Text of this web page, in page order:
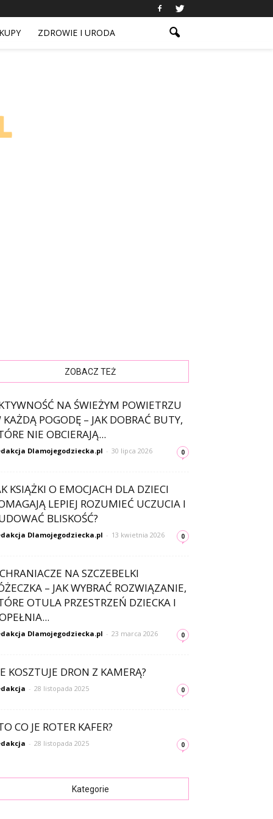
ZDROWIE I URODA
ZOBACZ TEŻ
NA ŚWIEŻYM POWIETRZU
KAŻDĄ POGODĘ – JAK DOBRAĆ BUTY,
NIE OBCIERAJĄ...
Dlamojegodziecka.pl - 30 lipca 2026 0
KSIĄŻKI O EMOCJACH DLA DZIECI
LEPIEJ ROZUMIEĆ UCZUCIA I
BLISKOŚĆ?
Dlamojegodziecka.pl - 13 kwietnia 2026 0
NA SZCZEBELKI
– JAK WYBRAĆ ROZWIĄZANIE,
OTULA PRZESTRZEŃ DZIECKA I
Dlamojegodziecka.pl - 23 marca 2026 0
KOSZTUJE DRON Z KAMERĄ?
- 28 listopada 2025 0
CO JE ROTER KAFER?
- 28 listopada 2025 0
Kategorie